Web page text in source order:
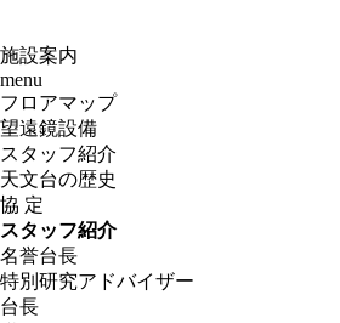
施設案内
menu
フロアマップ
望遠鏡設備
スタッフ紹介
天文台の歴史
協 定
スタッフ紹介
名誉台長
特別研究アドバイザー
台長